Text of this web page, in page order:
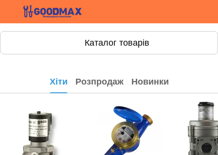
Каталог товарів
Хіти Розпродаж Новинки